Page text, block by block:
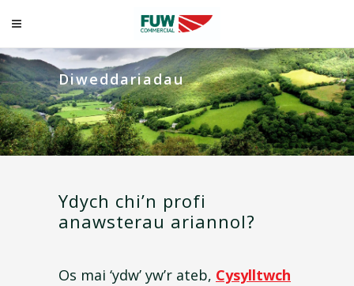
Diweddariadau
Ydych chi’n profi
anawsterau ariannol?
Os mai ‘ydw’ yw’r ateb, Cysylltwch